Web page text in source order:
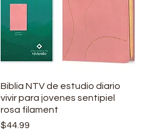
Vista rápida
Biblia NTV de estudio diario
vivir para jovenes sentipiel
rosa filament
Precio
$44.99